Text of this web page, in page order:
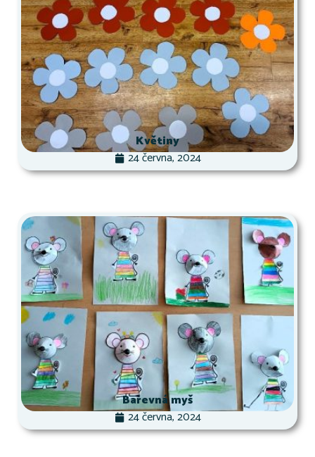
Květiny
24 června, 2024
Barevná myš
24 června, 2024